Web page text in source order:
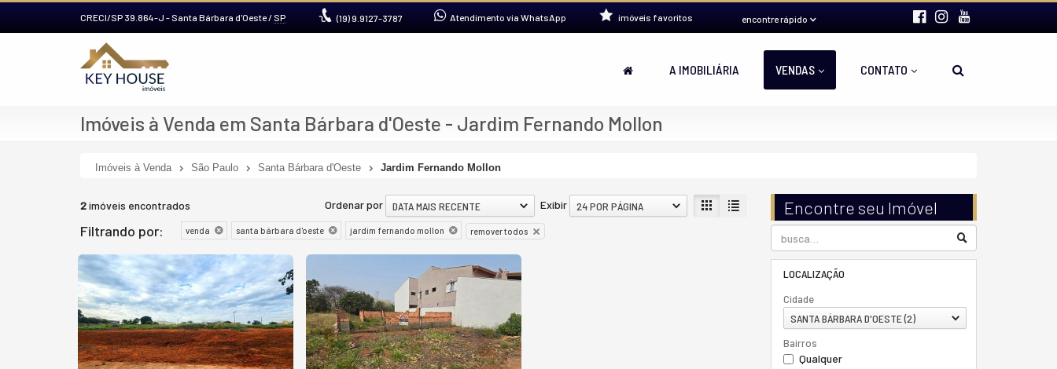
CRECI/SP 39.864-J - Santa Bárbara d'Oeste / SP (19)9.9127-3787 Atendimento via WhatsApp encontre rápido
imóveis favoritos
A IMOBILIÁRIA VENDAS CONTATO
Imóveis à Venda em Santa Bárbara d'Oeste - Jardim Fernando Mollon
Imóveis à Venda São Paulo Santa Bárbara d'Oeste Jardim Fernando Mollon
Encontre seu Imóvel
LOCALIZAÇÃO
Cidade
SANTA BÁRBARA D'OESTE (2)
Bairros
Qualquer
2imóveis encontrados Exibir 24 POR PÁGINA
Ordenar por DATA MAIS RECENTE
Filtrando por: venda santa bárbara d'oeste jardim fernando mollon remover todos